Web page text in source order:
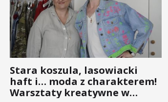
Stara koszula, lasowiacki
haft i… moda z charakterem!
Warsztaty kreatywne w